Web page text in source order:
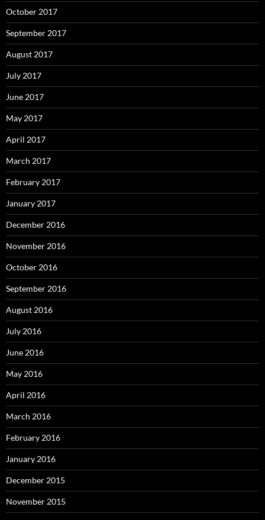
October 2017
September 2017
August 2017
July 2017
June 2017
May 2017
April 2017
March 2017
February 2017
January 2017
December 2016
November 2016
October 2016
September 2016
August 2016
July 2016
June 2016
May 2016
April 2016
March 2016
February 2016
January 2016
December 2015
November 2015